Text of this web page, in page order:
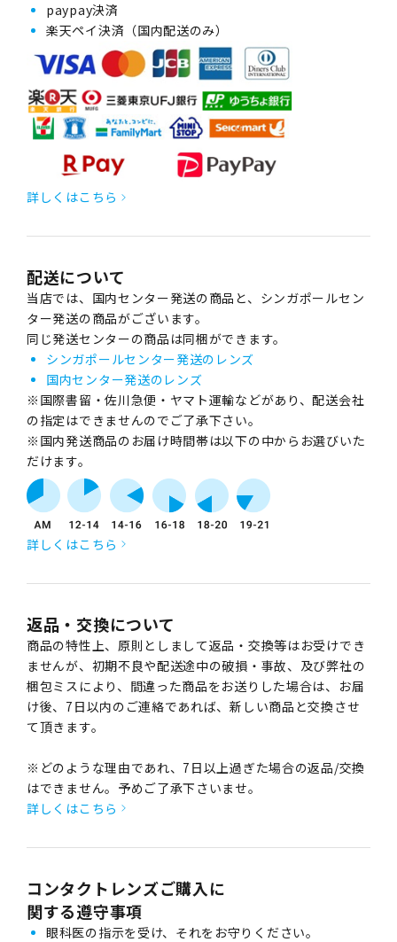
paypay決済
楽天ペイ決済（国内配送のみ）
詳しくはこちら
配送について
当店では、国内センター発送の商品と、シンガポールセン
ター発送の商品がございます。
同じ発送センターの商品は同梱ができます。
シンガポールセンター発送のレンズ
国内センター発送のレンズ
※国際書留・佐川急便・ヤマト運輸などがあり、配送会社
の指定はできませんのでご了承下さい。
※国内発送商品のお届け時間帯は以下の中からお選びいた
だけます。
詳しくはこちら
返品・交換について
商品の特性上、原則としまして返品・交換等はお受けでき
ませんが、初期不良や配送途中の破損・事故、及び弊社の
梱包ミスにより、間違った商品をお送りした場合は、お届
け後、7日以内のご連絡であれば、新しい商品と交換させ
て頂きます。
※どのような理由であれ、7日以上過ぎた場合の返品/交換
はできません。予めご了承下さいませ。
詳しくはこちら
コンタクトレンズご購入に
関する遵守事項
眼科医の指示を受け、それをお守りください。